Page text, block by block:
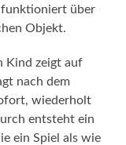
funktioniert über
Objekt.
Kind zeigt auf
nach dem
wiederholt
entsteht ein
ein Spiel als wie